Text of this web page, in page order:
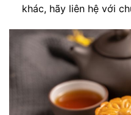
khác, hãy liên hệ với